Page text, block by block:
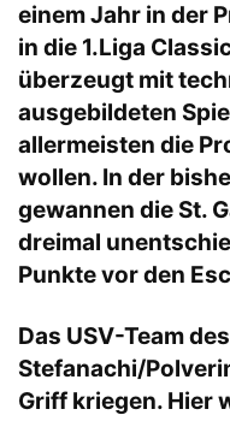
einem Jahr in der
in die 1.Liga
überzeugt mit
ausgebildeten
allermeisten die
wollen. In der
gewannen die St.
dreimal
Punkte vor den
Das USV-Team
Stefanachi/
Griff kriegen. Hier